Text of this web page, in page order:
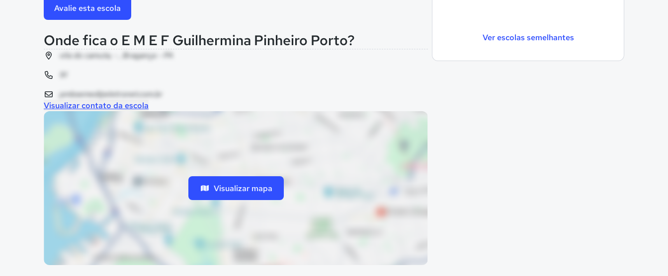
Ver escolas semelhantes
Avalie esta escola
Onde fica o E M E F Guilhermina Pinheiro Porto?
vila do camuta, - , Bragança - PA
pmbsemed@eletronet.com.br
Visualizar contato da escola
Visualizar mapa